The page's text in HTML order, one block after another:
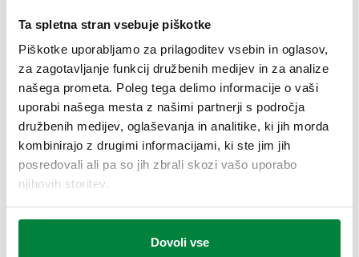
Ta spletna stran vsebuje piškotke
Piškotke uporabljamo za prilagoditev vsebin in oglasov,
za zagotavljanje funkcij družbenih medijev in za analize
našega prometa. Poleg tega delimo informacije o vaši
uporabi našega mesta z našimi partnerji s področja
družbenih medijev, oglaševanja in analitike, ki jih morda
kombinirajo z drugimi informacijami, ki ste jim jih
posredovali ali pa so jih zbrali skozi vašo uporabo
njihovih storitev.
Dovoli vse
3D modeli
Besedilo za razpis Prikaži Kopiraj
CALEFFI, 359330. Razdelilnik s posameznimi zapornimi
ventili (rdeči gumbi). Izhodni priključek: 3 izhodi, hitra spojka.
84c002f6-04c5-41ff-b301-
bf616e8db578
Prikaži
4 izhodi, hitra spojka